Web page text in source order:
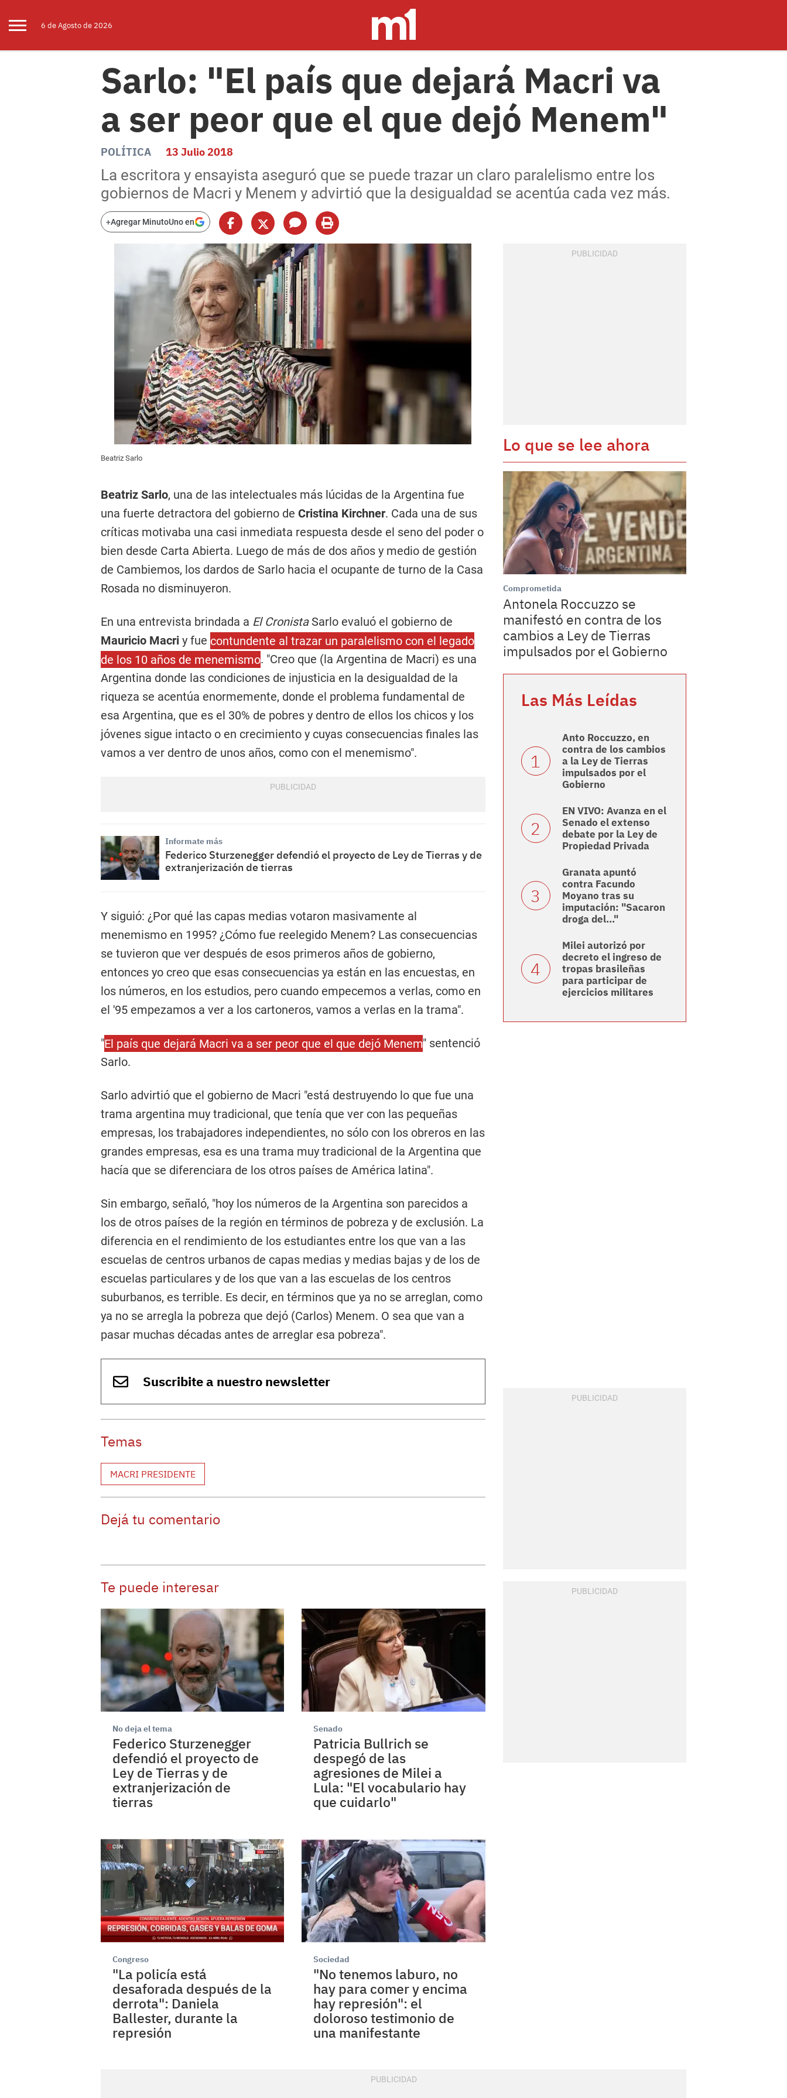
6 deAgostode 2026
Sarlo: "El país que dejará Macri va
a ser peor que el que dejó Menem"
POLÍTICA 13 Julio 2018
La escritora y ensayista aseguró que se puede trazar un claro paralelismo entre los
gobiernos de Macri y Menem y advirtió que la desigualdad se acentúa cada vez más.
+Agregar MinutoUno en
Beatriz Sarlo
Beatriz Sarlo, una de las intelectuales más lúcidas de la Argentina fue
una fuerte detractora del gobierno de Cristina Kirchner. Cada una de sus
críticas motivaba una casi inmediata respuesta desde el seno del poder o
bien desde Carta Abierta. Luego de más de dos años y medio de gestión
de Cambiemos, los dardos de Sarlo hacia el ocupante de turno de la Casa
Rosada no disminuyeron.
En una entrevista brindada a El CronistaSarlo evaluó el gobierno de
Mauricio Macri y fue contundente al trazar un paralelismo con el legado
de los 10 años de menemismo. "Creo que (la Argentina de Macri) es una
Argentina donde las condiciones de injusticia en la desigualdad de la
riqueza se acentúa enormemente, donde el problema fundamental de
esa Argentina, que es el 30% de pobres y dentro de ellos los chicos y los
jóvenes sigue intacto o en crecimiento y cuyas consecuencias finales las
vamos a ver dentro de unos años, como con el menemismo".
Informate más
Federico Sturzenegger defendió el proyecto de Ley de Tierras y de
extranjerización de tierras
Y siguió: ¿Por qué las capas medias votaron masivamente al
menemismo en 1995? ¿Cómo fue reelegido Menem? Las consecuencias
se tuvieron que ver después de esos primeros años de gobierno,
entonces yo creo que esas consecuencias ya están en las encuestas, en
los números, en los estudios, pero cuando empecemos a verlas, como en
el '95 empezamos a ver a los cartoneros, vamos a verlas en la trama".
"El país que dejará Macri va a ser peor que el que dejó Menem" sentenció
Sarlo.
Sarlo advirtió que el gobierno de Macri "está destruyendo lo que fue una
trama argentina muy tradicional, que tenía que ver con las pequeñas
empresas, los trabajadores independientes, no sólo con los obreros en las
grandes empresas, esa es una trama muy tradicional de la Argentina que
hacía que se diferenciara de los otros países de América latina".
Sin embargo, señaló, "hoy los números de la Argentina son parecidos a
los de otros países de la región en términos de pobreza y de exclusión. La
diferencia en el rendimiento de los estudiantes entre los que van a las
escuelas de centros urbanos de capas medias y medias bajas y de los de
escuelas particulares y de los que van a las escuelas de los centros
suburbanos, es terrible. Es decir, en términos que ya no se arreglan, como
ya no se arregla la pobreza que dejó (Carlos) Menem. O sea que van a
pasar muchas décadas antes de arreglar esa pobreza".
Suscribite a nuestro newsletter
Temas
MACRI PRESIDENTE
Dejá tu comentario
Te puede interesar
No deja el tema
Federico Sturzenegger
defendió el proyecto de
Ley de Tierras y de
extranjerización de
tierras
Senado
Patricia Bullrich se
despegó de las
agresiones de Milei a
Lula: "El vocabulario hay
que cuidarlo"
Congreso
"La policía está
desaforada después de la
derrota": Daniela
Ballester, durante la
represión
Sociedad
"No tenemos laburo, no
hay para comer y encima
hay represión": el
doloroso testimonio de
una manifestante
Lo que se lee ahora
Comprometida
Antonela Roccuzzo se
manifestó en contra de los
cambios a Ley de Tierras
impulsados por el Gobierno
Las Más Leídas
Anto Roccuzzo, en
contra de los cambios
a la Ley de Tierras
impulsados por el
Gobierno
EN VIVO: Avanza en el
Senado el extenso
debate por la Ley de
Propiedad Privada
Granata apuntó
contra Facundo
Moyano tras su
imputación: "Sacaron
droga del..."
Milei autorizó por
decreto el ingreso de
tropas brasileñas
para participar de
ejercicios militares